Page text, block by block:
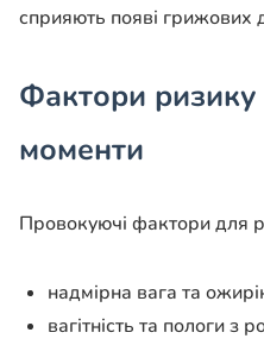
сприяють появі грижових
Фактори ризику
моменти
Провокуючі фактори для
надмірна вага та
вагітність та пологи з